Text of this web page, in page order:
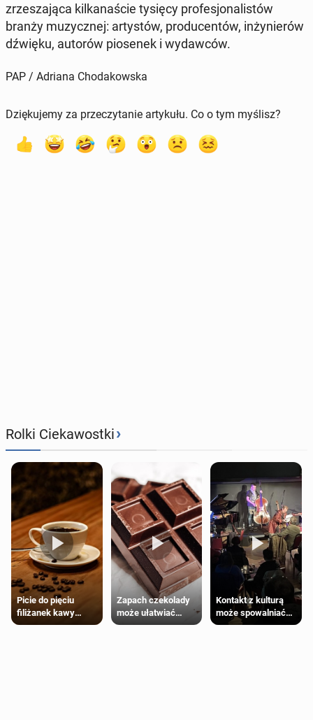
zrze­sza­ją­ca kil­ka­na­ście tysięcy pro­fe­sjo­na­li­stów
branży mu­zycz­nej: ar­ty­stów, pro­du­cen­tów, in­ży­nie­rów
dźwięku, autorów pio­se­nek i wy­daw­ców.
PAP / Adriana Chodakowska
Dziękujemy za przeczytanie artykułu. Co o tym myślisz?
Rolki Ciekawostki›
Picie do pięciu
filiżanek kawy
dziennie jest
Zapach czekolady
może ułatwiać
trening siłowy
Kontakt z kulturą
może spowalniać
starzenie